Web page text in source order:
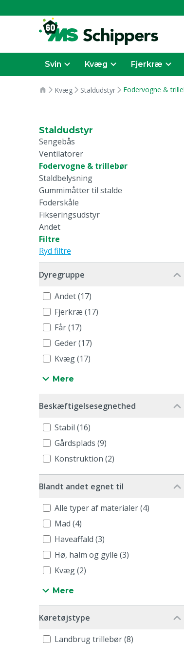
Svin Kvæg Fjerkræ
Kvæg Staldudstyr Fodervogne &
Staldudstyr
Sengebås
Ventilatorer
Fodervogne & trillebør
Staldbelysning
Gummimåtter til stalde
Foderskåle
Fikseringsudstyr
Andet
Filtre
Ryd filtre
Dyregruppe
Andet (17)
Fjerkræ (17)
Får (17)
Geder (17)
Kvæg (17)
Mere
Beskæftigelsesegnethed
Stabil (16)
Gårdsplads (9)
Konstruktion (2)
Blandt andet egnet til
Alle typer af materialer (4)
Mad (4)
Haveaffald (3)
Hø, halm og gylle (3)
Kvæg (2)
Mere
Køretøjstype
Landbrug trillebør (8)